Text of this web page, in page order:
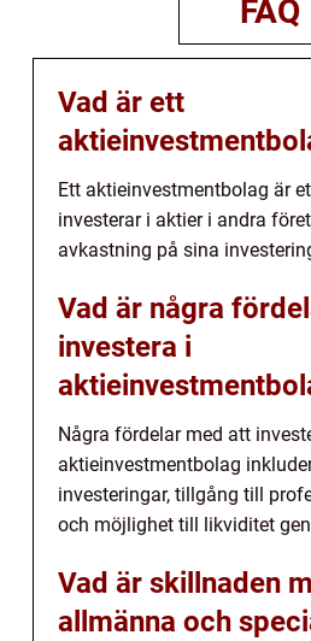
FAQ
Vad är ett
Ett aktieinvestmentbolag är
investerar i aktier i andra
avkastning på sina
Vad är några
investera i
Några fördelar med att
aktieinvestmentbolag
investeringar, tillgång till
och möjlighet till likviditet
Vad är skillnaden
allmänna och